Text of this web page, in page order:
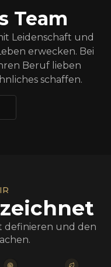
Team
Leidenschaft und
erwecken. Bei
Beruf lieben
schaffen.
definieren und den